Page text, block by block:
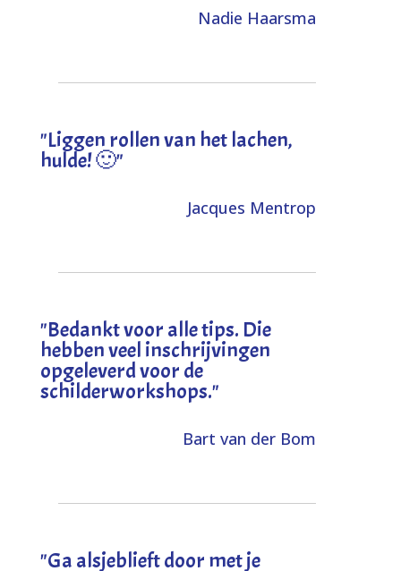
Nadie Haarsma
"Liggen rollen van het lachen,
hulde! 🙂"
Jacques Mentrop
"Bedankt voor alle tips. Die
hebben veel inschrijvingen
opgeleverd voor de
schilderworkshops."
Bart van der Bom
"Ga alsjeblieft door met je